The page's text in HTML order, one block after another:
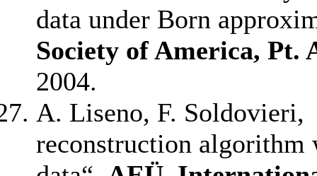
data under Born
Society of America, Pt.
2004.
A. Liseno, F. Soldovieri,
reconstruction